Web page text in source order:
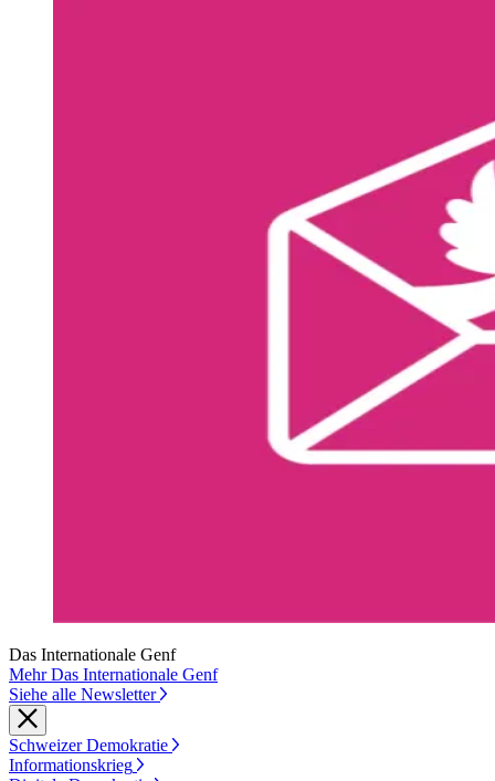
Das Internationale Genf
Mehr Das Internationale Genf
Siehe alle Newsletter
Schweizer Demokratie
Informationskrieg